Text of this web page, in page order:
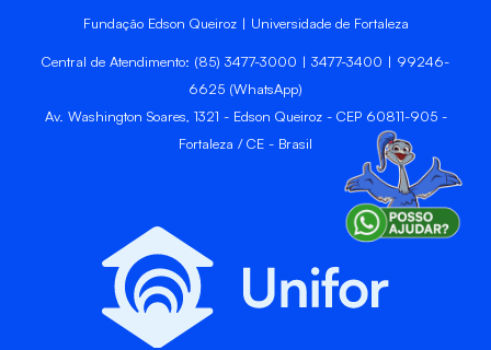
Fundação Edson Queiroz | Universidade de Fortaleza
Central de Atendimento: (85) 3477-3000 | 3477-3400 | 99246-
6625 (WhatsApp)
Av. Washington Soares, 1321 - Edson Queiroz - CEP 60811-905 -
Fortaleza / CE - Brasil